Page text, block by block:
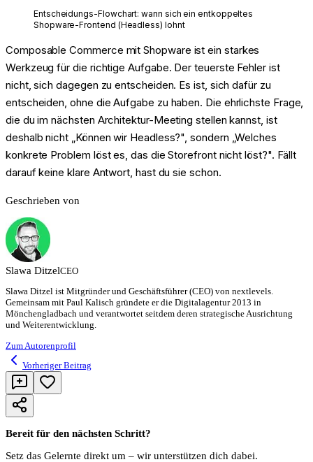
Entscheidungs-Flowchart: wann sich ein entkoppeltes
Shopware-Frontend (Headless) lohnt
Composable Commerce mit Shopware ist ein starkes
Werkzeug für die richtige Aufgabe. Der teuerste Fehler ist
nicht, sich dagegen zu entscheiden. Es ist, sich dafür zu
entscheiden, ohne die Aufgabe zu haben. Die ehrlichste Frage,
die du im nächsten Architektur-Meeting stellen kannst, ist
deshalb nicht „Können wir Headless?", sondern „Welches
konkrete Problem löst es, das die Storefront nicht löst?". Fällt
darauf keine klare Antwort, hast du sie schon.
Geschrieben von
Slawa DitzelCEO
Slawa Ditzel ist Mitgründer und Geschäftsführer (CEO) von nextlevels.
Gemeinsam mit Paul Kalisch gründete er die Digitalagentur 2013 in
Mönchengladbach und verantwortet seitdem deren strategische Ausrichtung
und Weiterentwicklung.
Zum Autorenprofil
Vorheriger Beitrag
Bereit für den nächsten Schritt?
Setz das Gelernte direkt um – wir unterstützen dich dabei.